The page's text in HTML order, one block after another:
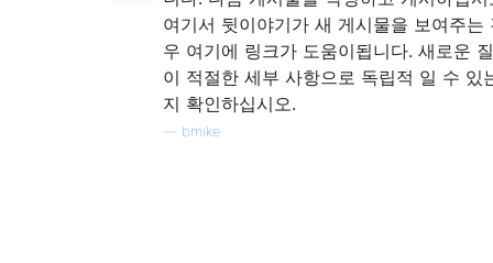
여기서 뒷이야기가 새 게시물을 보여주는
우 여기에 링크가 도움이됩니다. 새로운
이 적절한 세부 사항으로 독립적 일 수 있
지 확인하십시오.
bmike